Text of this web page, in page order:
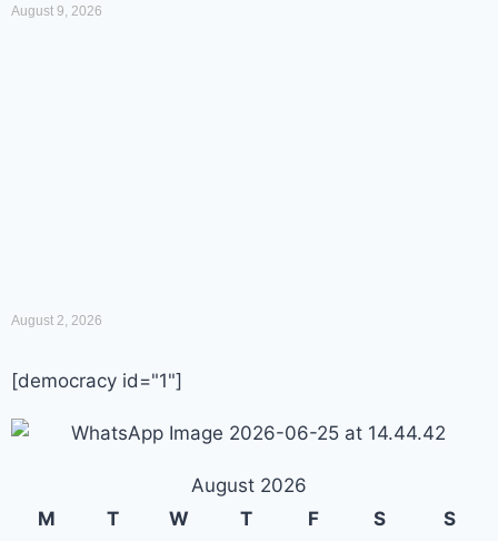
August 9, 2026
August 2, 2026
[democracy id="1"]
August 2026
M
T W T F S
S